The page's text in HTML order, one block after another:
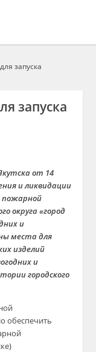
запуска
запуска
от 14
и ликвидации
пожарной
округа «город
и
места для
изделий
и
городского
обеспечить